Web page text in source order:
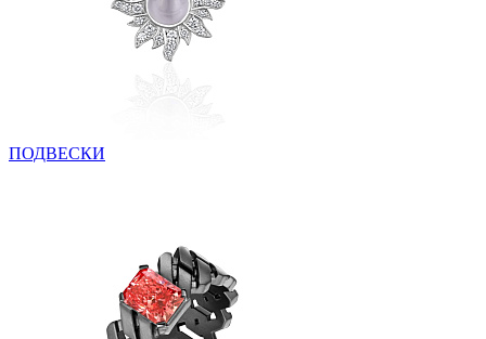
ПОДВЕСКИ